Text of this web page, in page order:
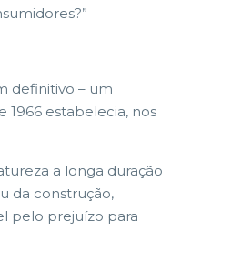
definitivo – um
1966 estabelecia, nos
a longa duração
da construção,
pelo prejuízo para